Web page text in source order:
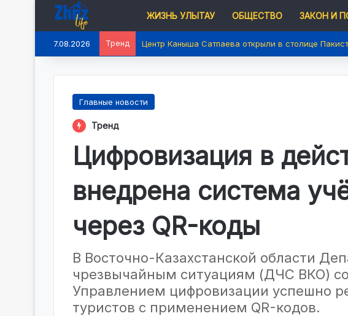
ЖИЗНЬ УЛЫТАУ ОБЩЕСТВО ЗАКОН И
7.08.2026 Тренд Работники завода Kazkat поддержали
Главные новости
Тренд
Цифровизация в
внедрена система
через QR-коды
В Восточно-Казахстанской области
чрезвычайным ситуациям (ДЧС ВКО)
Управлением цифровизации успешно
туристов с применением QR-кодов.